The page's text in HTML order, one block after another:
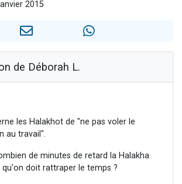
30 personnes viennent de faire un don pour Sauvez la jambe de Yohan
12 nouvelles musiques dans Torah-Box Music
29 personnes viennent de demander une bénédiction
2015
de Déborah L.
les Halakhot de "ne pas voler le
au travail".
de minutes de retard la Halakha
doit rattraper le temps ?